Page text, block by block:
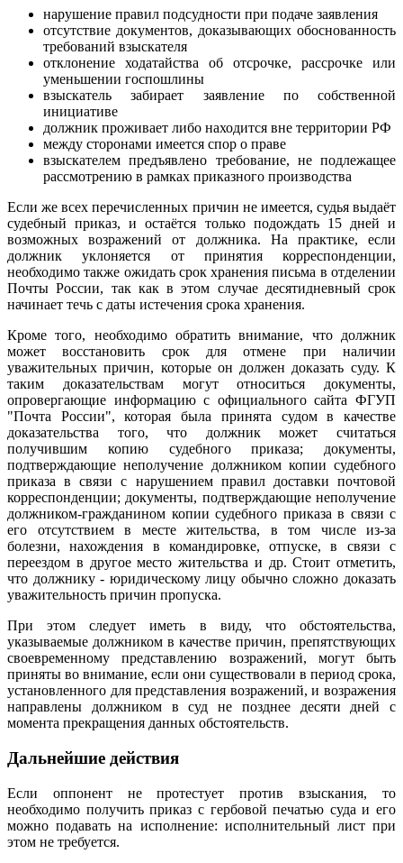
нарушение правил подсудности при подаче заявления
отсутствие документов, доказывающих обоснованность
требований взыскателя
отклонение ходатайства об отсрочке, рассрочке или
уменьшении госпошлины
взыскатель забирает заявление по собственной
инициативе
должник проживает либо находится вне территории РФ
между сторонами имеется спор о праве
взыскателем предъявлено требование, не подлежащее
рассмотрению в рамках приказного производства
Если же всех перечисленных причин не имеется, судья выдаёт
судебный приказ, и остаётся только подождать 15 дней и
возможных возражений от должника. На практике, если
должник уклоняется от принятия корреспонденции,
необходимо также ожидать срок хранения письма в отделении
Почты России, так как в этом случае десятидневный срок
начинает течь с даты истечения срока хранения.
Кроме того, необходимо обратить внимание, что должник
может восстановить срок для отмене при наличии
уважительных причин, которые он должен доказать суду. К
таким доказательствам могут относиться документы,
опровергающие информацию с официального сайта ФГУП
"Почта России", которая была принята судом в качестве
доказательства того, что должник может считаться
получившим копию судебного приказа; документы,
подтверждающие неполучение должником копии судебного
приказа в связи с нарушением правил доставки почтовой
корреспонденции; документы, подтверждающие неполучение
должником-гражданином копии судебного приказа в связи с
его отсутствием в месте жительства, в том числе из-за
болезни, нахождения в командировке, отпуске, в связи с
переездом в другое место жительства и др. Стоит отметить,
что должнику - юридическому лицу обычно сложно доказать
уважительность причин пропуска.
При этом следует иметь в виду, что обстоятельства,
указываемые должником в качестве причин, препятствующих
своевременному представлению возражений, могут быть
приняты во внимание, если они существовали в период срока,
установленного для представления возражений, и возражения
направлены должником в суд не позднее десяти дней с
момента прекращения данных обстоятельств.
Дальнейшие действия
Если оппонент не протестует против взыскания, то
необходимо получить приказ с гербовой печатью суда и его
можно подавать на исполнение: исполнительный лист при
этом не требуется.